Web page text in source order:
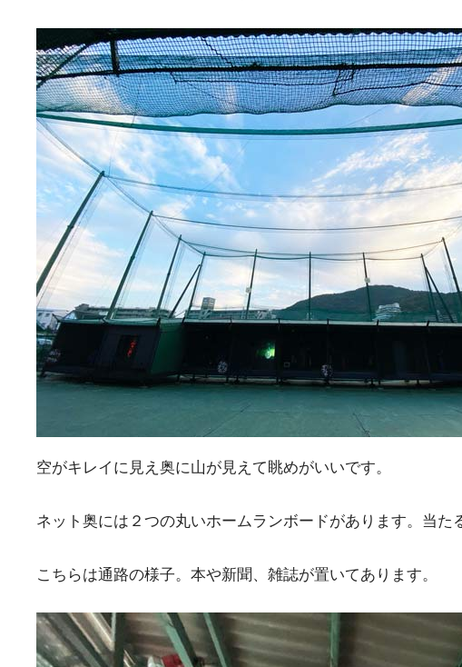
空がキレイに見え奥に山が見えて眺めがいいです。
ネット奥には２つの丸いホームランボードがあります。当た
こちらは通路の様子。本や新聞、雑誌が置いてあります。